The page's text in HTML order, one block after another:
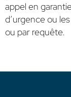
appel en
d’urgence ou
ou par requête.